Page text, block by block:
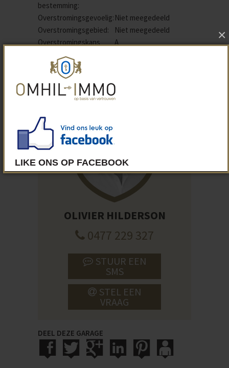
×
bestemming:
Overstromingsgevoelig: Niet meegedeeld
Overstromingsgebied:
Niet meegedeeld
Overstromingskans
perceel (P-score):
A
Erfgoed:
OLIVIER HILDERSON
0477 229 327
STUUR EEN
SMS
STEL EEN
VRAAG
DEEL DEZE GARAGE